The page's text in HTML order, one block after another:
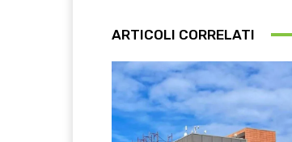
ARTICOLI CORRELATI